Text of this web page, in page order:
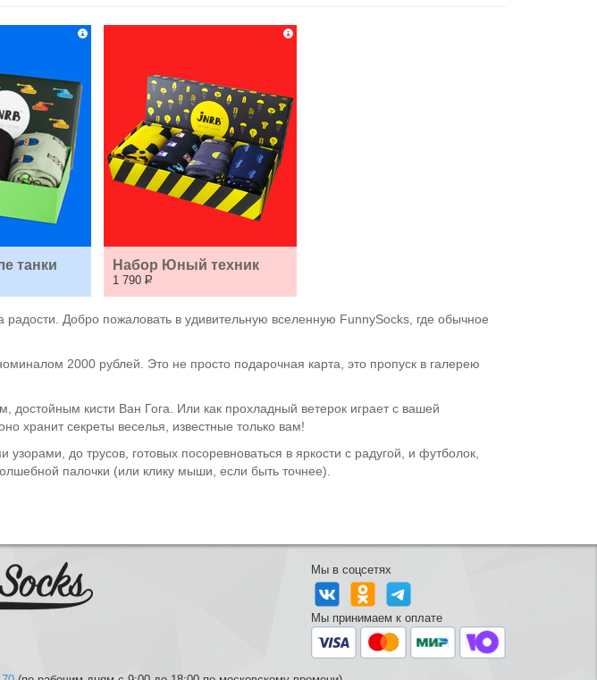
танки Набор Юный техник
1 790 Р
Добро пожаловать в удивительную вселенную FunnySocks, где обычное
2000 рублей. Это не просто подарочная карта, это пропуск в галерею
достойным кисти Ван Гога. Или как прохладный ветерок играет с вашей
хранит секреты веселья, известные только вам!
до трусов, готовых посоревноваться в яркости с радугой, и футболок,
палочки (или клику мыши, если быть точнее).
Мы в соцсетях
Мы принимаем к оплате